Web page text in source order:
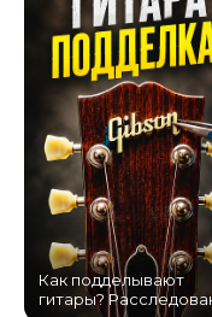
Как подделывают
гитары?